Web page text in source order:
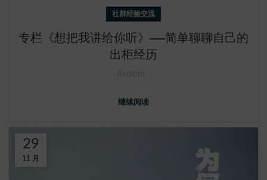
社群经验交流
专栏《想把我讲给你听》——简单聊聊自己的
出柜经历
继续阅读
29
11 月